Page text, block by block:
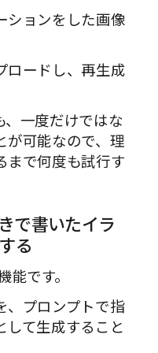
ションをした画像
ロードし、再生成
、一度だけではな
が可能なので、理
まで何度も試行す
で書いたイラ
る
です。
、プロンプトで指
して生成すること